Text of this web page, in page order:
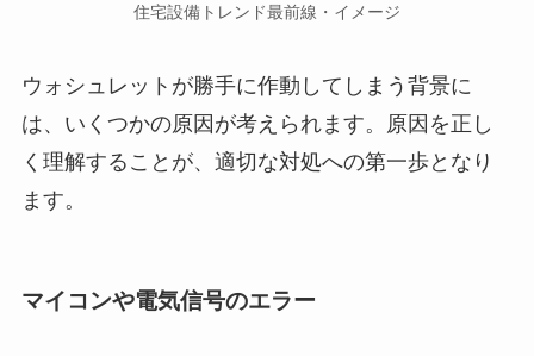
住宅設備トレンド最前線・イメージ
ウォシュレットが勝手に作動してしまう背景に
は、いくつかの原因が考えられます。原因を正し
く理解することが、適切な対処への第一歩となり
ます。
マイコンや電気信号のエラー